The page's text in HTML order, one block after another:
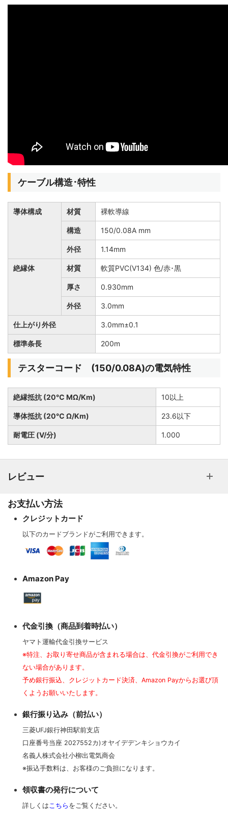
ケーブル構造･特性
導体構成 材質 裸軟導線
構造 150/0.08A mm
外径 1.14mm
絶縁体 材質 軟質PVC(V134) 色/赤･黒
厚さ 0.930mm
外径 3.0mm
仕上がり外径 3.0mm±0.1
標準条長 200m
テスターコード (150/0.08A)の電気特性
絶縁抵抗 (20℃ MΩ/Km) 10以上
導体抵抗 (20℃ Ω/Km) 23.6以下
耐電圧 (V/分) 1.000
レビュー
お支払い方法
クレジットカード
以下のカードブランドがご利用できます。
Amazon Pay
代金引換（商品到着時払い）
ヤマト運輸代金引換サービス
※特注、お取り寄せ商品が含まれる場合は、代金引換がご利用でき
ない場合があります。
予め銀行振込、クレジットカード決済、Amazon Payからお選び頂
くようお願いいたします。
銀行振り込み（前払い）
三菱UFJ銀行神田駅前支店
口座番号当座 2027552カ)オヤイデデンキショウカイ
名義人株式会社小柳出電気商会
※振込手数料は、お客様のご負担になります。
領収書の発行について
詳しくは こちら をご覧ください。